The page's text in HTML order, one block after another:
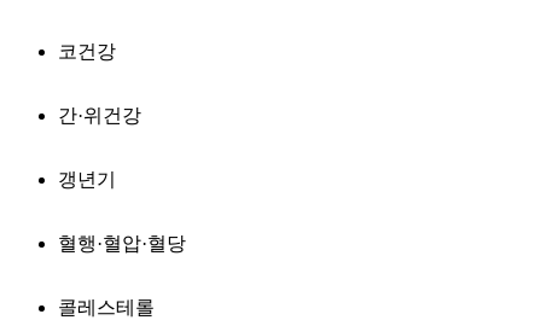
코건강
간·위건강
갱년기
혈행·혈압·혈당
콜레스테롤